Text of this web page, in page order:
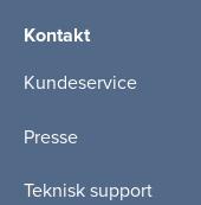
Kontakt
Kundeservice
Presse
Teknisk support